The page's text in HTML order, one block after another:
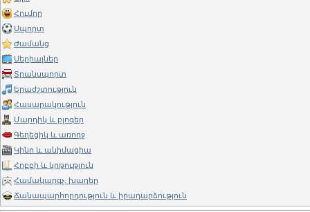
Հումոր
Սպորտ
Ժամանց
Սերիալներ
Տրանսպորտ
Երաժշտություն
Հասարակություն
Մարդիկ և բլոգեր
Գեղեցիկ և առողջ
Կինո և անիմացիա
Հոբբի և կրթություն
Համակարգչ. խաղեր
Ճանապարհորդություն և իրադարձություն